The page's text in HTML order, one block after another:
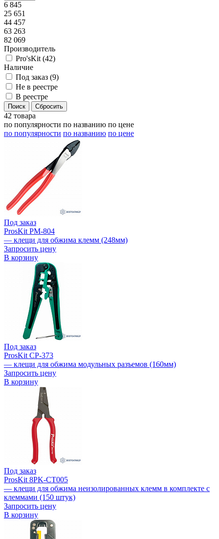
6 845
25 651
44 457
63 263
82 069
Производитель
Pro'sKit (42)
Наличие
Под заказ (9)
Не в реестре
В реестре
42 товара
по популярности по названию по цене
по популярности по названию по цене
Под заказ
ProsKit PM-804
— клещи для обжима клемм (248мм)
Запросить цену
В корзину
Под заказ
ProsKit CP-373
— клещи для обжима модульных разъемов (160мм)
Запросить цену
В корзину
Под заказ
ProsKit 8PK-CT005
— клещи для обжима неизолированных клемм в комплекте с
клеммами (150 штук)
Запросить цену
В корзину